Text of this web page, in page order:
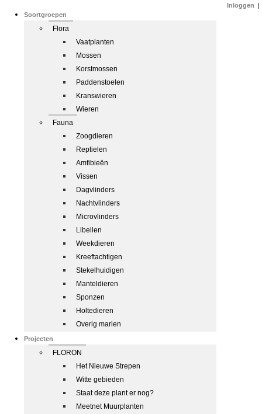
Soortgroepen
Flora
Vaatplanten
Mossen
Korstmossen
Paddenstoelen
Kranswieren
Wieren
Fauna
Zoogdieren
Reptielen
Amfibieën
Vissen
Dagvlinders
Nachtvlinders
Microvlinders
Libellen
Weekdieren
Kreeftachtigen
Stekelhuidigen
Manteldieren
Sponzen
Holtedieren
Overig marien
Projecten
FLORON
Het Nieuwe Strepen
Witte gebieden
Staat deze plant er nog?
Meetnet Muurplanten
Inloggen |